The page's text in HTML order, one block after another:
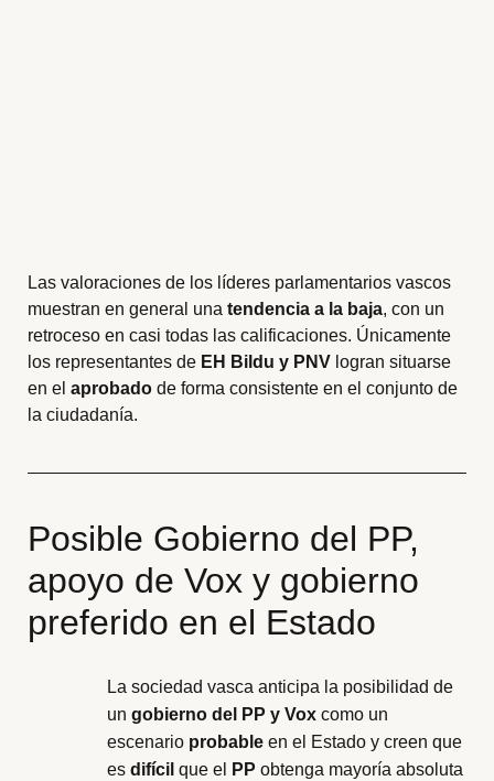
Las valoraciones de los líderes parlamentarios vascos
muestran en general unatendencia a la baja, con un
retroceso en casi todas las calificaciones. Únicamente
los representantes de EH Bildu y PNV logran situarse
en elaprobado de forma consistente en el conjunto de
la ciudadanía.
Posible Gobierno del PP,
apoyo de Vox y gobierno
preferido en el Estado
La sociedad vasca anticipa la posibilidad de
ungobierno del PP y Vox como un
escenario probable en el Estado y creen que
esdifícil que el PP obtenga mayoría absoluta